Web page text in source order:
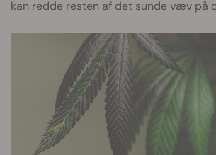
kan redde resten af det sunde væv på